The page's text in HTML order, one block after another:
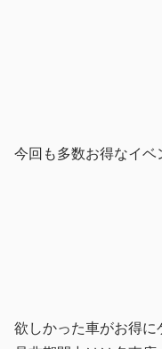
今回も多数お得なイベ
欲しかった車がお得